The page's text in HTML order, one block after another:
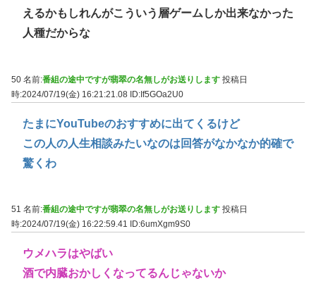
えるかもしれんがこういう層ゲームしか出来なかった
人種だからな
50 名前:番組の途中ですが翡翠の名無しがお送りします 投稿日
時:2024/07/19(金) 16:21:21.08 ID:If5GOa2U0
たまにYouTubeのおすすめに出てくるけど
この人の人生相談みたいなのは回答がなかなか的確で
驚くわ
51 名前:番組の途中ですが翡翠の名無しがお送りします 投稿日
時:2024/07/19(金) 16:22:59.41
ID:6umXgm9S0
ウメハラはやばい
酒で内臓おかしくなってるんじゃないか